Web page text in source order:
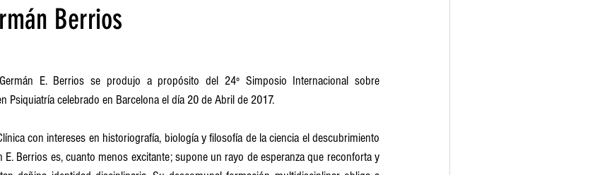
Berrios
E. Berrios se produjo a propósito del 24º Simposio Internacional sobre
Psiquiatría celebrado en Barcelona el día 20 de Abril de 2017.
con intereses en historiografía, biología y filosofía de la ciencia el descubrimiento
Berrios es, cuanto menos excitante; supone un rayo de esperanza que reconforta y